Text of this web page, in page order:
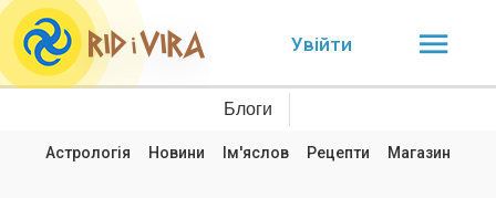
Увійти
Блоги
Астрологія Новини Ім'яслов Рецепти Магазин